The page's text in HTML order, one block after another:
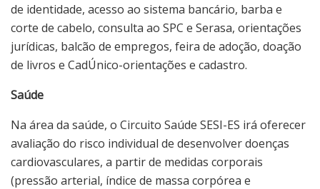
de identidade, acesso ao sistema bancário, barba e
corte de cabelo, consulta ao SPC e Serasa, orientações
jurídicas, balcão de empregos, feira de adoção, doação
de livros e CadÚnico-orientações e cadastro.
Saúde
Na área da saúde, o Circuito Saúde SESI-ES irá oferecer
avaliação do risco individual de desenvolver doenças
cardiovasculares, a partir de medidas corporais
(pressão arterial, índice de massa corpórea e